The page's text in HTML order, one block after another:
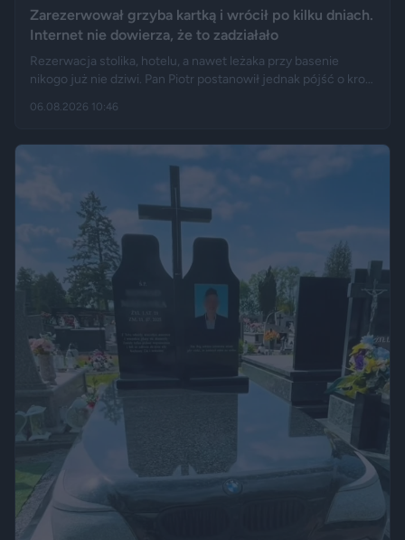
Zarezerwował grzyba kartką i wrócił po kilku dniach.
Internet nie dowierza, że to zadziałało
Rezerwacja stolika, hotelu, a nawet leżaka przy basenie
nikogo już nie dziwi. Pan Piotr postanowił jednak pójść o krok
„Fakt”, po kilku dniach wrócił w to samo miejsce i odkrył, że
06.08.2026 10:46